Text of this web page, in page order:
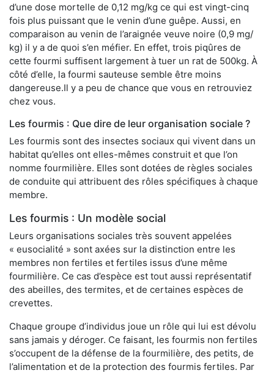
d’une dose mortelle de 0,12 mg/kg ce qui est vingt-cinq
fois plus puissant que le venin d’une guêpe. Aussi, en
comparaison au venin de l’araignée veuve noire (0,9 mg/
kg) il y a de quoi s’en méfier. En effet, trois piqûres de
cette fourmi suffisent largement à tuer un rat de 500kg. À
côté d’elle, la fourmi sauteuse semble être moins
dangereuse.Il y a peu de chance que vous en retrouviez
chez vous.
Les fourmis : Que dire de leur organisation sociale ?
Les fourmis sont des insectes sociaux qui vivent dans un
habitat qu’elles ont elles-mêmes construit et que l’on
nomme fourmilière. Elles sont dotées de règles sociales
de conduite qui attribuent des rôles spécifiques à chaque
membre.
Les fourmis : Un modèle social
Leurs organisations sociales très souvent appelées
« eusocialité » sont axées sur la distinction entre les
membres non fertiles et fertiles issus d’une même
fourmilière. Ce cas d’espèce est tout aussi représentatif
des abeilles, des termites, et de certaines espèces de
crevettes.
Chaque groupe d’individus joue un rôle qui lui est dévolu
sans jamais y déroger. Ce faisant, les fourmis non fertiles
s’occupent de la défense de la fourmilière, des petits, de
l’alimentation et de la protection des fourmis fertiles. Par